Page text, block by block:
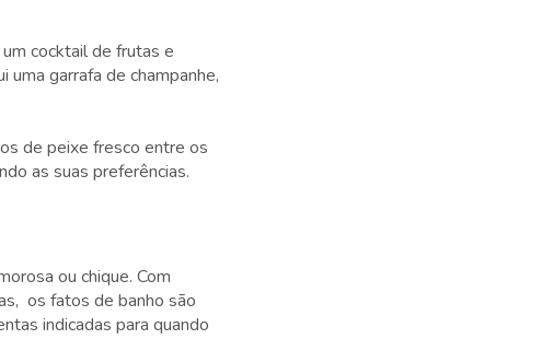
cocktail de frutas e
garrafa de champanhe,
de peixe fresco entre os
as suas preferências.
ou chique. Com
os fatos de banho são
indicadas para quando